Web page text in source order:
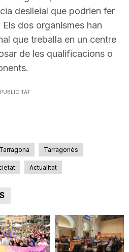
deslleial que podrien fer
dos organismes han
que treballa en un centre
de les qualificacions o
PUBLICITAT
Tarragonés
Actualitat